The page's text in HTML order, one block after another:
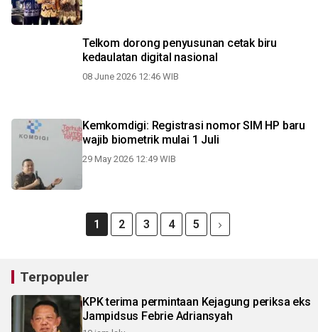
Telkom dorong penyusunan cetak biru
kedaulatan digital nasional
08 June 2026 12:46 WIB
Kemkomdigi: Registrasi nomor SIM HP baru
wajib biometrik mulai 1 Juli
29 May 2026 12:49 WIB
1 2 3 4 5
Terpopuler
KPK terima permintaan Kejagung periksa eks
Jampidsus Febrie Adriansyah